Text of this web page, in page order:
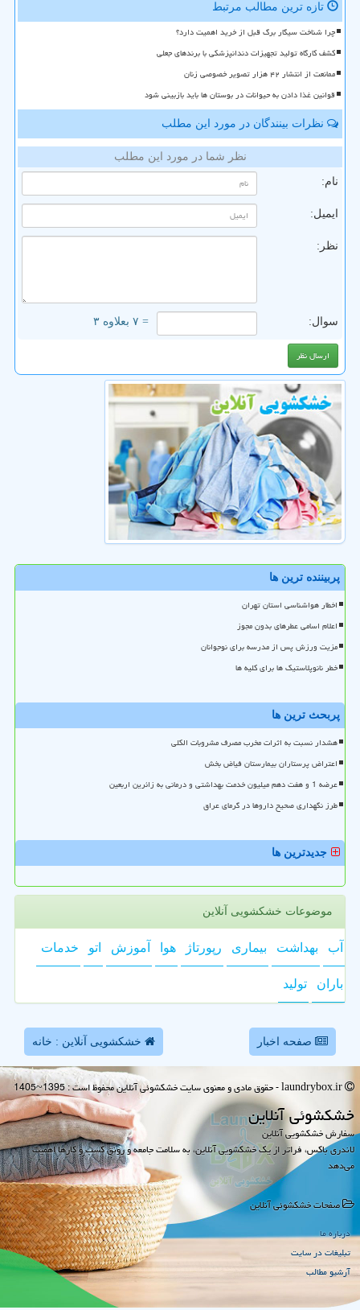
تازه ترین مطالب مرتبط
چرا شناخت سیگار برگ قبل از خرید اهمیت دارد؟
کشف کارگاه تولید تجهیزات دندانپزشکی با برندهای جعلی
ممانعت از انتشار ۴۲ هزار تصویر خصوصی زنان
قوانین غذا دادن به حیوانات در بوستان ها باید بازبینی شود
نظرات بینندگان در مورد این مطلب
نظر شما در مورد این مطلب
نام:
ایمیل:
نظر:
سوال: = ۷ بعلاوه ۳
پربیننده ترین ها
اخطار هواشناسی استان تهران
اعلام اسامی عطرهای بدون مجوز
مزیت ورزش پس از مدرسه برای نوجوانان
خطر نانوپلاستیک ها برای کلیه ها
پربحث ترین ها
هشدار نسبت به اثرات مخرب مصرف مشروبات الکلی
اعتراض پرستاران بیمارستان فیاض بخش
عرضه 1 و هفت دهم میلیون خدمت بهداشتی و درمانی به زائرین اربعین
طرز نگهداری صحیح داروها در گرمای عراق
جدیدترین ها
موضوعات خشکشویی آنلاین
آب بهداشت بیماری رپورتاژ هوا آموزش اتو خدمات
باران تولید
صفحه اخبار خشکشویی آنلاین : خانه
خشكشوئی آنلاین
سفارش خشکشویی آنلاین
لاندری باکس، فراتر از یک خشکشویی آنلاین، به سلامت جامعه و رونق کسب و کارها اهمیت
می‌دهد
صفحات خشكشوئی آنلاین
درباره ما
تبلیغات در سایت
آرشیو مطالب